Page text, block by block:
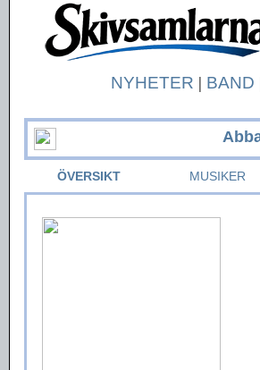
NYHETER | BAND
ÖVERSIKT MUSIKER